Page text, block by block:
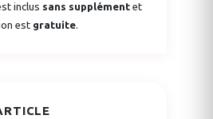
inclus sans supplément et
est gratuite.